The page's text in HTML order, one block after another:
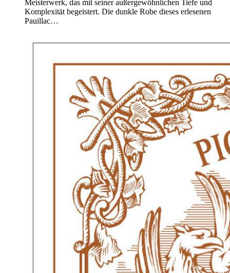
Meisterwerk, das mit seiner außergewöhnlichen Tiefe und
Komplexität begeistert. Die dunkle Robe dieses erlesenen
Pauillac…